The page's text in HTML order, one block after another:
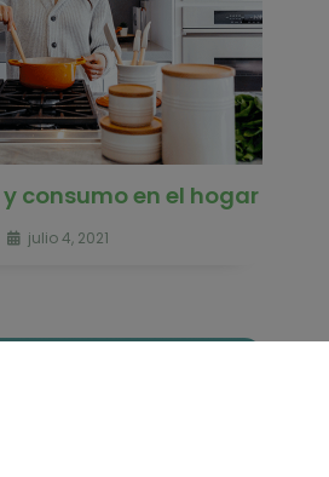
consumo en el hogar
julio 4, 2021